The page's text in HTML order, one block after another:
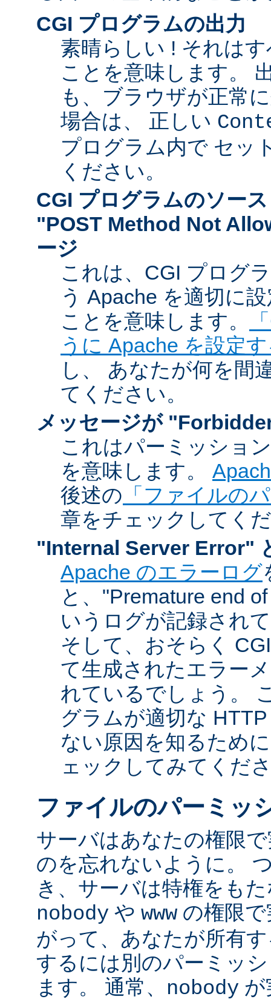
CGI プログラムの出力
素晴らしい ! それは
ことを意味します。
も、ブラウザが正常
場合は、 正しい
プログラム内で セッ
ください。
CGI プログラムのソー
"POST Method Not
ージ
これは、CGI プログ
う Apache を適切に
ことを意味します。
うに Apache を設定
し、 あなたが何を間
てください。
メッセージが
これはパーミッショ
を意味します。
後述の 「ファイルの
章をチェックしてく
"Internal Server Error"
Apache のエラーログ
と、"Premature end
いうログが記録され
そして、おそらく
て生成されたエラー
れているでしょう。
グラムが適切な
ない原因を知るため
ェックしてみてくだ
ファイルのパーミッ
サーバはあなたの権限
のを忘れないように。
き、サーバは特権をも
nobody や www の権限
がって、あなたが所有
するには別のパーミッ
ます。 通常、 nobody が